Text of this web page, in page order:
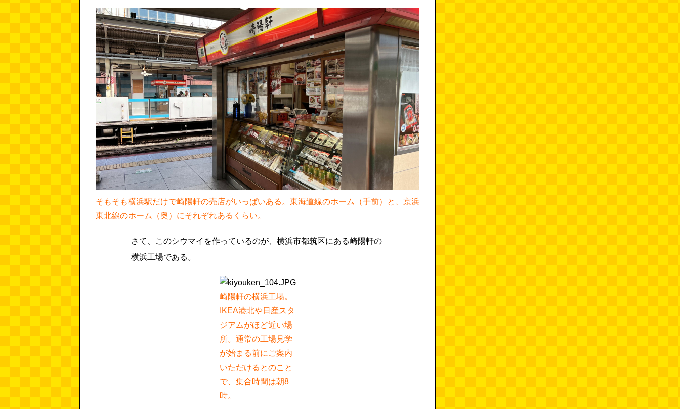
そもそも横浜駅だけで崎陽軒の売店がいっぱいある。東海道線のホーム（手前）と、京浜
東北線のホーム（奥）にそれぞれあるくらい。
さて、このシウマイを作っているのが、横浜市都筑区にある崎陽軒の
横浜工場である。
崎陽軒の横浜工場。
IKEA港北や日産スタ
ジアムがほど近い場
所。通常の工場見学
が始まる前にご案内
いただけるとのこと
で、集合時間は朝8
時。